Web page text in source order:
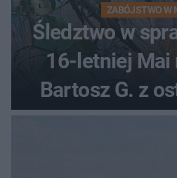
ZABÓJSTWO W
Śledztwo w
16-letniej Mai
Bartosz G. z